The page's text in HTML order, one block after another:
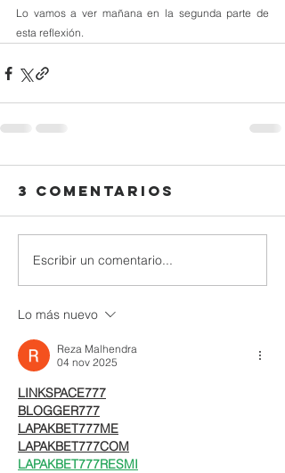
Lo vamos a ver mañana en la segunda parte de
esta reflexión.
3 comentarios
Escribir un comentario...
Lo más nuevo
Reza Malhendra
04 nov 2025
LINKSPACE777
BLOGGER777
LAPAKBET777ME
LAPAKBET777COM
LAPAKBET777RESMI